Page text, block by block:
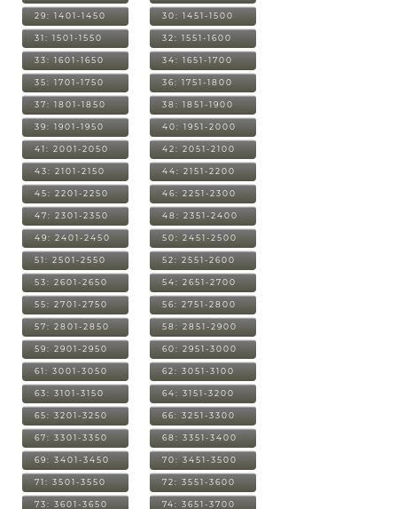
29: 1401-1450 30: 1451-1500
31: 1501-1550 32: 1551-1600
33: 1601-1650 34: 1651-1700
35: 1701-1750 36: 1751-1800
37: 1801-1850 38: 1851-1900
39: 1901-1950 40: 1951-2000
41: 2001-2050 42: 2051-2100
43: 2101-2150 44: 2151-2200
45: 2201-2250 46: 2251-2300
47: 2301-2350 48: 2351-2400
49: 2401-2450 50: 2451-2500
51: 2501-2550 52: 2551-2600
53: 2601-2650 54: 2651-2700
55: 2701-2750 56: 2751-2800
57: 2801-2850 58: 2851-2900
59: 2901-2950 60: 2951-3000
61: 3001-3050 62: 3051-3100
63: 3101-3150 64: 3151-3200
65: 3201-3250 66: 3251-3300
67: 3301-3350 68: 3351-3400
69: 3401-3450 70: 3451-3500
71: 3501-3550 72: 3551-3600
73: 3601-3650 74: 3651-3700